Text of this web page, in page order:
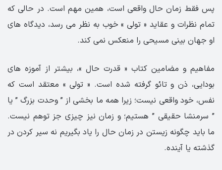
پس فقط زمان حال واقعی است، همین مهم است. در حالی که
تمام نظرات و عقاید « تولی » خوب به نظر می رسد، دیدگاه های
او جهان بینی مسیحی را منعکس نمی کند.
مفاهیم و مضامین کتاب « قدرت حال »، بیشتر از آموزه های
بودایی، ذن و تائو گرفته شده است. « تولی » معتقد است که
نفس، خود واقعی نیست؛ زیرا همه ما بخشی از ” وحدت بزرگ ” یا
” سرمنشا حقیقی ” هستیم؛ و زمان نیز چیزی جز توهم نیست.
ما باید چگونه زیستن در زمان حال را یاد بگیریم نه سیر کردن در
گذشته یا آینده.